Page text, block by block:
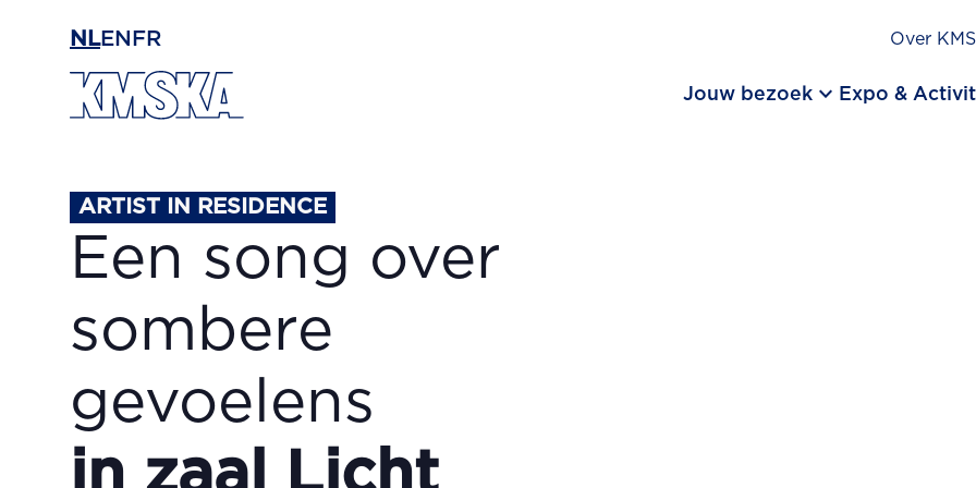
NLEN FR Over
Jouw bezoek keyboard_arrow_down Expo &
ARTIST IN RESIDENCE
Een song over
sombere
gevoelens
in zaal Licht